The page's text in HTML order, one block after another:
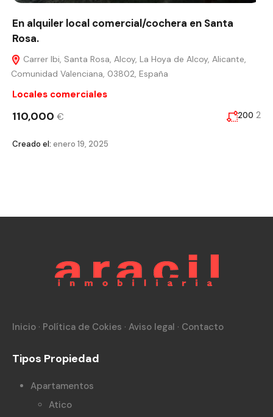
En alquiler local comercial/cochera en Santa
Rosa.
Carrer Ibi, Santa Rosa, Alcoy, La Hoya de Alcoy, Alicante,
Comunidad Valenciana, 03802, España
Locales comerciales
110,000 € 200 2
Creado el: enero 19, 2025
Inicio · Política de Cokies · Aviso legal · Contacto
Tipos Propiedad
Apartamentos
Atico